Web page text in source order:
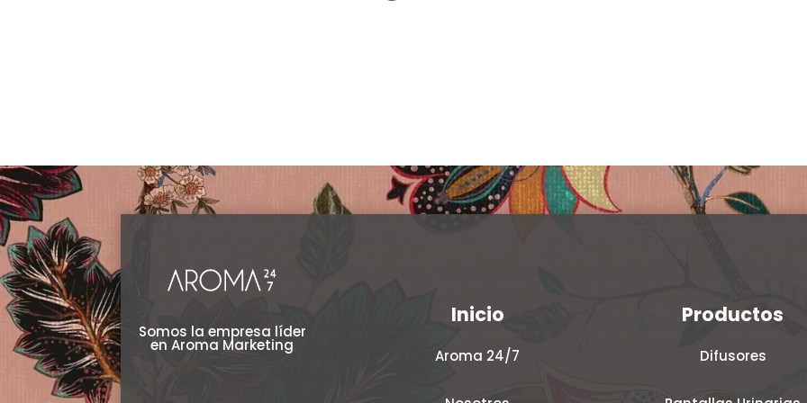
Somos la empresa líder
en Aroma Marketing
Inicio
Aroma 24/7
Productos
Difusores